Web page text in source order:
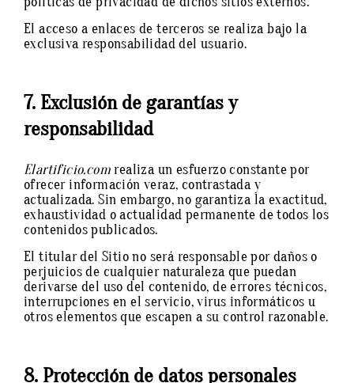
El acceso a enlaces de terceros se realiza bajo la
exclusiva responsabilidad del usuario.
7. Exclusión de garantías y
responsabilidad
Elartificio.comrealiza un esfuerzo constante por
ofrecer información veraz, contrastada y
actualizada. Sin embargo, no garantiza la exactitud,
exhaustividad o actualidad permanente de todos los
contenidos publicados.
El titular del Sitio no será responsable por daños o
perjuicios de cualquier naturaleza que puedan
derivarse del uso del contenido, de errores técnicos,
interrupciones en el servicio, virus informáticos u
otros elementos que escapen a su control razonable.
8. Protección de datos personales